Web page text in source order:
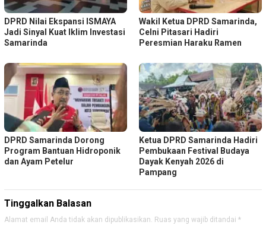
DPRD Nilai Ekspansi ISMAYA
Jadi Sinyal Kuat Iklim Investasi
Samarinda
Wakil Ketua DPRD Samarinda,
Celni Pitasari Hadiri
Peresmian Haraku Ramen
DPRD Samarinda Dorong
Program Bantuan Hidroponik
dan Ayam Petelur
Ketua DPRD Samarinda Hadiri
Pembukaan Festival Budaya
Dayak Kenyah 2026 di
Pampang
Tinggalkan Balasan
Alamat email Anda tidak akan dipublikasikan. Ruas yang wajib ditandai *